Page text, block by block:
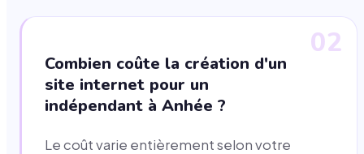
02
Combien coûte la création d'un
site internet pour un
indépendant à Anhée ?
Le coût varie entièrement selon votre